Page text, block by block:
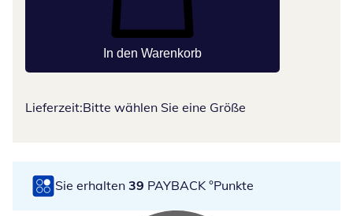
In den Warenkorb
Lieferzeit:Bitte wählen Sie eine Größe
Sie erhalten 39 PAYBACK °Punkte